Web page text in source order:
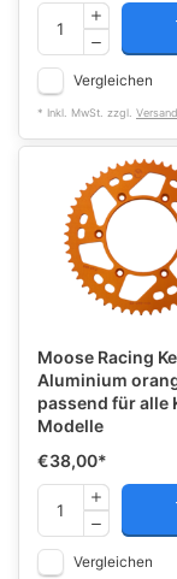
Vergleichen
* Inkl. MwSt. zzgl.
Moose Racing
Aluminium
passend für alle
Modelle
€38,00*
Vergleichen